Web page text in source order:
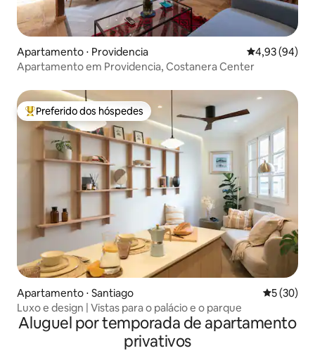
Apartamento ⋅ Providencia 4,93 de uma
4,93 (94)
Apartamento em Providencia, Costanera Center
Entre os melhores preferidos dos hóspedes
Preferido dos hóspedes
Apartamento ⋅ Santiago 5 de uma
5 (30)
Luxo e design | Vistas para o palácio e o parque
Aluguel por temporada de apartamento
privativos